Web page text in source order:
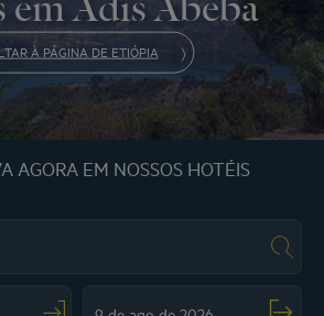
À PÁGINA DE ETIÓPIA
AGORA EM NOSSOS HOTÉIS